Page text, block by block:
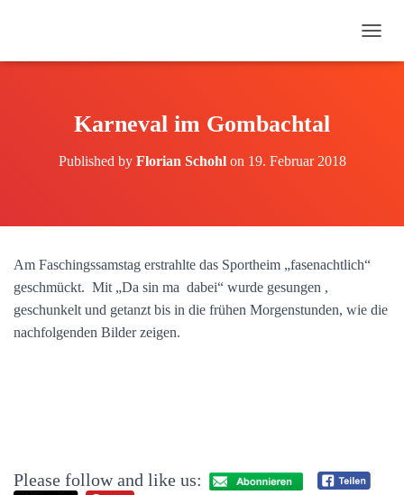
A
L
Karneval im Gombachtal
Published by Florian Schohlon 19. Februar 2018
Am Faschingssamstag erstrahlte das Sportheim „fasenachtlich“
geschmückt. Mit „Da sin ma dabei“ wurde gesungen ,
geschunkelt und getanzt bis in die frühen Morgenstunden, wie die
nachfolgenden Bilder zeigen.
Please follow and like us: